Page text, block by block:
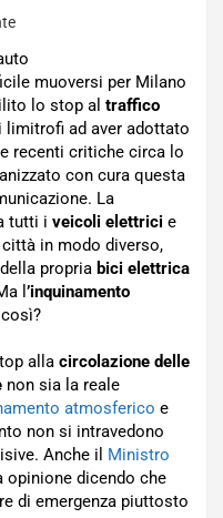
muoversi per Milano
lo stop al traffico
ad aver adottato
recenti critiche circa lo
con cura questa
La
tutti i veicoli elettrici e
in modo diverso,
propria bici elettrica
l ’inquinamento
alla circolazione delle
non sia la reale
atmosferico e
non si intravedono
Anche il Ministro
opinione dicendo che
di emergenza piuttosto